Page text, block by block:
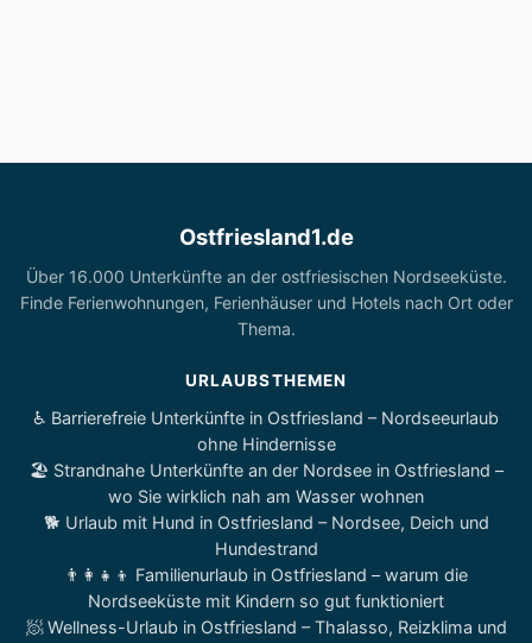
Ostfriesland1.de
Über 16.000 Unterkünfte an der ostfriesischen Nordseeküste.
Finde Ferienwohnungen, Ferienhäuser und Hotels nach Ort oder
Thema.
URLAUBSTHEMEN
♿ Barrierefreie Unterkünfte in Ostfriesland – Nordseeurlaub
ohne Hindernisse
🏖️ Strandnahe Unterkünfte an der Nordsee in Ostfriesland –
wo Sie wirklich nah am Wasser wohnen
🐕 Urlaub mit Hund in Ostfriesland – Nordsee, Deich und
Hundestrand
👨‍👩‍👧‍👦 Familienurlaub in Ostfriesland – warum die
Nordseeküste mit Kindern so gut funktioniert
🧖 Wellness-Urlaub in Ostfriesland – Thalasso, Reizklima und